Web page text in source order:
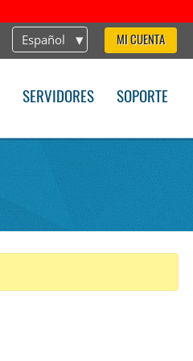
Español MI CUENTA
SERVIDORES SOPORTE